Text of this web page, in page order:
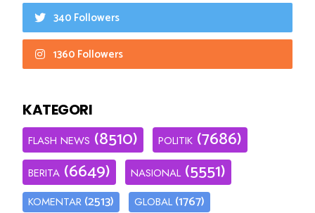
340 Followers
1360 Followers
KATEGORI
FLASH NEWS (8510) POLITIK (7686)
BERITA (6649) NASIONAL (5551)
KOMENTAR (2513) GLOBAL (1767)